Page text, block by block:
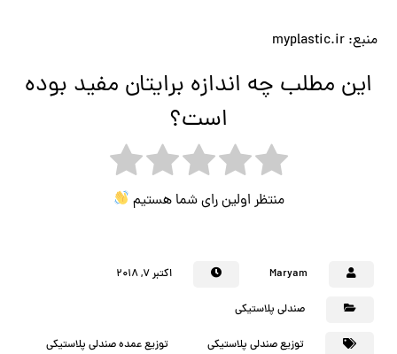
منبع: myplastic.ir
این مطلب چه اندازه برایتان مفید بوده
است؟
منتظر اولین رای شما هستیم
Maryam اکتبر ۷, ۲۰۱۸
صندلی پلاستیکی
توزیع صندلی پلاستیکی توزیع عمده صندلی پلاستیکی